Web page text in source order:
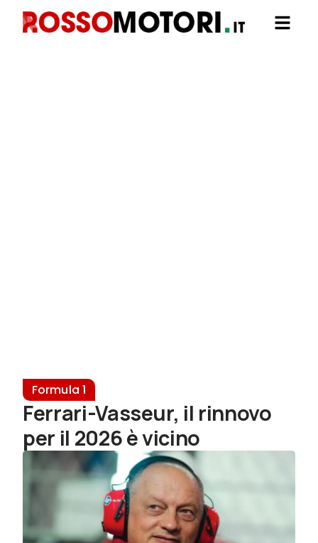
Formula 1
Ferrari-Vasseur, il rinnovo
per il 2026 è vicino